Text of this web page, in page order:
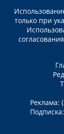
только при
Реклама: